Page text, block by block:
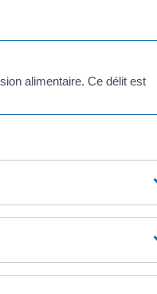
alimentaire. Ce délit est